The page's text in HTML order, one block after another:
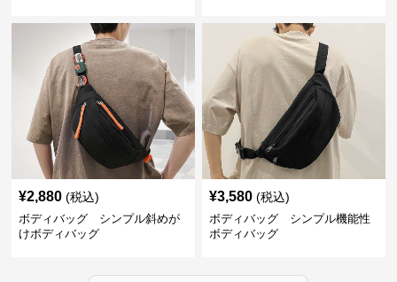
¥2,880 (税込)
ボディバッグ シンプル斜めが
けボディバッグ
¥3,580 (税込)
ボディバッグ シンプル機能性
ボディバッグ